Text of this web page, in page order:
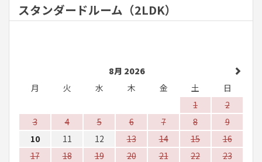
スタンダードルーム（2LDK）
8月 2026
月
火 水 木 金 土
日
1
2
3
4 5 6 7 8
9
10
11 12 13 14 15
16
17
18 19 20 21 22 23